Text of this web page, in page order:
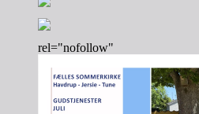
rel="nofollow"